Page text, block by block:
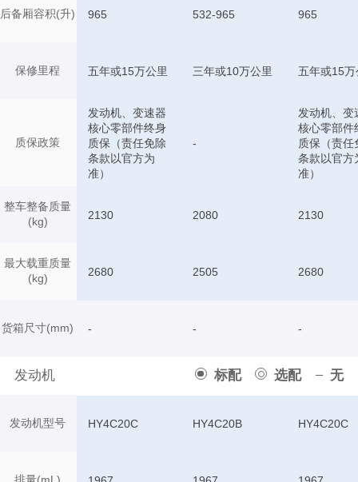
后备厢容积(升)
保修里程
质保政策
整车整备质量
(kg)
最大载重质量
(kg)
货箱尺寸(mm)
发动机 标配 选配 无
发动机型号
965 532-965 965
五年或15万公里 三年或10万公里 五年或15万
发动机、变速器
核心零部件终身
质保（责任免除
条款以官方为
准）
-
发动机、变
核心零部件
质保（责任
条款以官方
准）
2130 2080 2130
2680 2505 2680
- - -
HY4C20C HY4C20B HY4C20C